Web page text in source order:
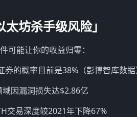
坊杀手级风险」
可能让你的收益归零：
券的概率目前是38%（彭博智库数据
域因漏洞损失达$2.86亿
交易深度较2021年下降67%